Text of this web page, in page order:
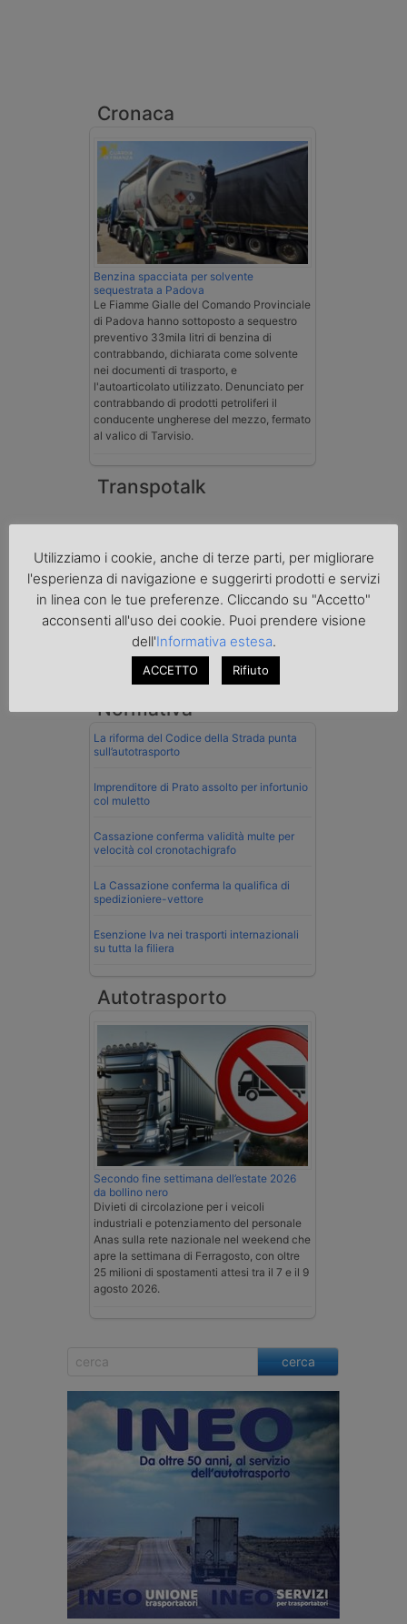
Cronaca
Benzina spacciata per solvente
sequestrata a Padova
Le Fiamme Gialle del Comando Provinciale
di Padova hanno sottoposto a sequestro
preventivo 33mila litri di benzina di
contrabbando, dichiarata come solvente
nei documenti di trasporto, e
l'autoarticolato utilizzato. Denunciato per
contrabbando di prodotti petroliferi il
conducente ungherese del mezzo, fermato
al valico di Tarvisio.
Transpotalk
Normativa
La riforma del Codice della Strada punta
sull’autotrasporto
Imprenditore di Prato assolto per infortunio
col muletto
Cassazione conferma validità multe per
velocità col cronotachigrafo
La Cassazione conferma la qualifica di
spedizioniere-vettore
Esenzione Iva nei trasporti internazionali
su tutta la filiera
Autotrasporto
Secondo fine settimana dell’estate 2026
da bollino nero
Divieti di circolazione per i veicoli
industriali e potenziamento del personale
Anas sulla rete nazionale nel weekend che
apre la settimana di Ferragosto, con oltre
25 milioni di spostamenti attesi tra il 7 e il 9
agosto 2026.
cerca
Utilizziamo i cookie, anche di terze parti, per migliorare
l'esperienza di navigazione e suggerirti prodotti e servizi
in linea con le tue preferenze. Cliccando su "Accetto"
acconsenti all'uso dei cookie. Puoi prendere visione
dell'Informativa estesa.
ACCETTO Rifiuto